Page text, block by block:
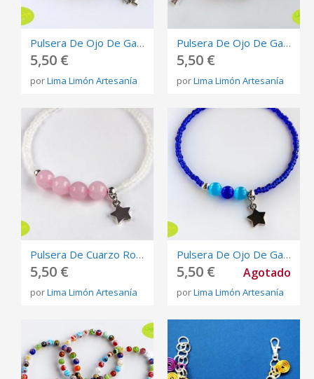
Pulsera De Ojo De Gato Lima Y Trébol
5,50 €
porLima Limón Artesanía
Pulsera De Ojo De Gato Y Nácar Con Llave
5,50 €
porLima Limón Artesanía
Pulsera De Cuarzo Rosa Con Estrella
5,50 €
porLima Limón Artesanía
Pulsera De Ojo De Gato Azul Y Estrella
5,50 € Agotado
porLima Limón Artesanía